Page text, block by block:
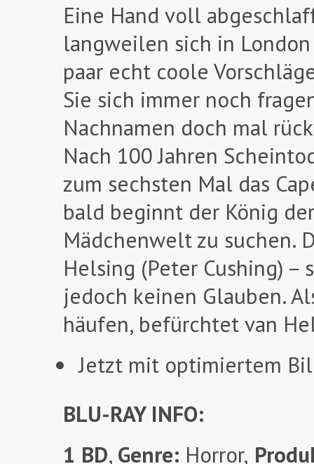
Eine Hand voll
langweilen sich in
paar echt coole
Sie sich immer noch
Nachnamen doch mal
Nach 100 Jahren
zum sechsten Mal das
bald beginnt der König
Mädchenwelt zu suchen.
Helsing (Peter Cushing) –
jedoch keinen Glauben.
häufen, befürchtet van
Jetzt mit optimiertem
BLU-RAY INFO:
1 BD, Genre: Horror,